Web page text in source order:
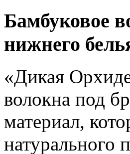
Бамбуковое
нижнего
«Дикая
волокна под
материал,
натурального